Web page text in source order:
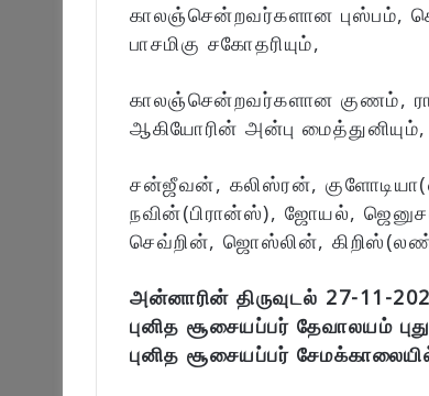
காலஞ்சென்றவர்களான புஸ்பம்,
பாசமிகு சகோதரியும்,
காலஞ்சென்றவர்களான குணம்,
ஆகியோரின் அன்பு மைத்துனியும்,
சன்ஜீவன், கலிஸ்ரன்,
நவின்(பிரான்ஸ்), ஜோயல்,
செவ்றின், ஜொஸ்லின்,
அன்னாரின் திருவுடல் 27-11-
புனித சூசையப்பர் தேவாலயம்
புனித சூசையப்பர்